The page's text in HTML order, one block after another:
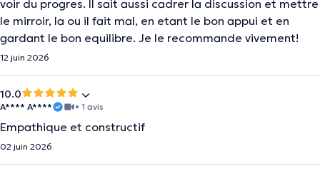
voir du progres. Il sait aussi cadrer la discussion et mettre
le mirroir, la ou il fait mal, en etant le bon appui et en
gardant le bon equilibre. Je le recommande vivement!
12 juin 2026
10.0
A**** A**** • 1 avis
Empathique et constructif
02 juin 2026